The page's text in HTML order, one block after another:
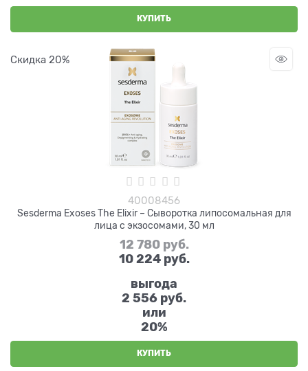
КУПИТЬ
Скидка 20%
40008456
Sesderma Exoses The Elixir – Сыворотка липосомальная для
лица с экзосомами, 30 мл
12 780 руб.
10 224 руб.
выгода
2 556 руб.
или
20%
КУПИТЬ